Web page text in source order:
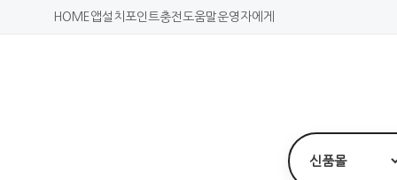
HOME 앱설치 포인트충전도움말운영자에게